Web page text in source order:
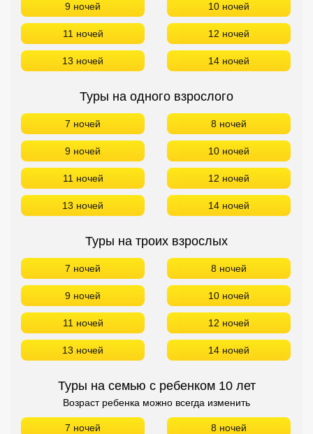
9 ночей 10 ночей
11 ночей 12 ночей
13 ночей 14 ночей
Туры на одного взрослого
7 ночей 8 ночей
9 ночей 10 ночей
11 ночей 12 ночей
13 ночей 14 ночей
Туры на троих взрослых
7 ночей 8 ночей
9 ночей 10 ночей
11 ночей 12 ночей
13 ночей 14 ночей
Туры на семью с ребенком 10 лет
Возраст ребенка можно всегда изменить
7 ночей 8 ночей